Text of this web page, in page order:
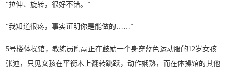
“拉伸、旋转，很好不错。”
“我知道很疼，事实证明你是能做的……”
5号楼体操馆，教练员陶鬲正在鼓励一个身穿蓝色运动服的12岁女孩
张迪，只见女孩在平衡木上翻转跳跃，动作娴熟，而在体操馆的其他